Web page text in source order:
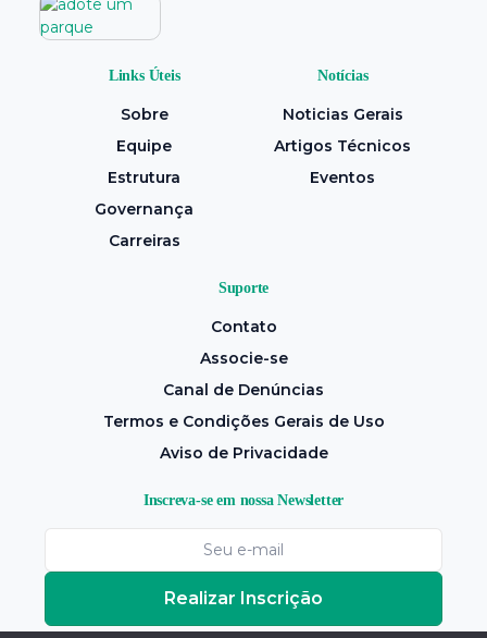
Links Úteis
Sobre
Equipe
Estrutura
Governança
Carreiras
Notícias
Noticias Gerais
Artigos Técnicos
Eventos
Suporte
Contato
Associe-se
Canal de Denúncias
Termos e Condições Gerais de Uso
Aviso de Privacidade
Inscreva-se em nossa Newsletter
Realizar Inscrição